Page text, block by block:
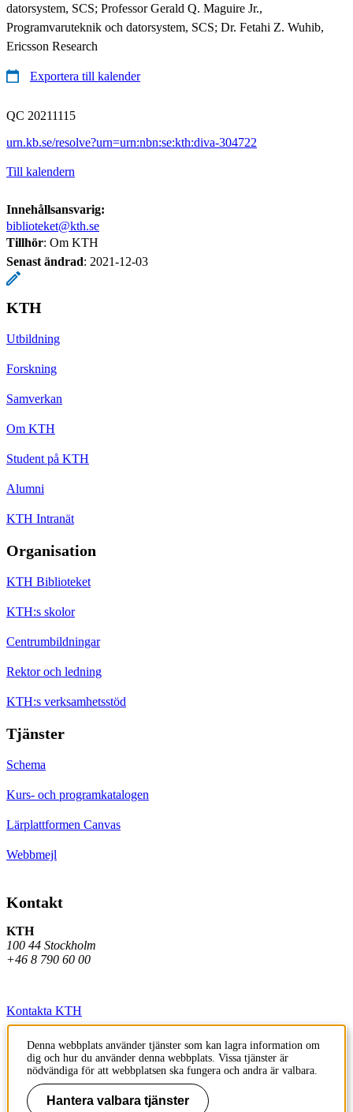
datorsystem, SCS; Professor Gerald Q. Maguire Jr.,
Programvaruteknik och datorsystem, SCS; Dr. Fetahi Z. Wuhib,
Ericsson Research
Exportera till kalender
QC 20211115
urn.kb.se/resolve?urn=urn:nbn:se:kth:diva-304722
Till kalendern
Innehållsansvarig:
biblioteket@kth.se
Tillhör: Om KTH
Senast ändrad: 2021-12-03
KTH
Utbildning
Forskning
Samverkan
Om KTH
Student på KTH
Alumni
KTH Intranät
Organisation
KTH Biblioteket
KTH:s skolor
Centrumbildningar
Rektor och ledning
KTH:s verksamhetsstöd
Tjänster
Schema
Kurs- och programkatalogen
Lärplattformen Canvas
Webbmejl
Kontakt
KTH
100 44 Stockholm
+46 8 790 60 00
Kontakta KTH
Jobba på KTH
Press och media
Faktura och betalning KTH
Denna webbplats använder tjänster som kan lagra information om
dig och hur du använder denna webbplats. Vissa tjänster är
nödvändiga för att webbplatsen ska fungera och andra är valbara.
Hantera valbara tjänster